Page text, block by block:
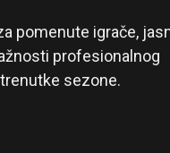
pomenute igrače,
profesionalnog
sezone.